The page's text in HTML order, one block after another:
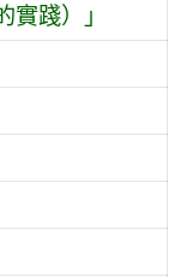
實踐）」